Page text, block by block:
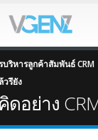
บริหารลูกค้าสัมพันธ์ CRM
วรึยัง
อย่าง